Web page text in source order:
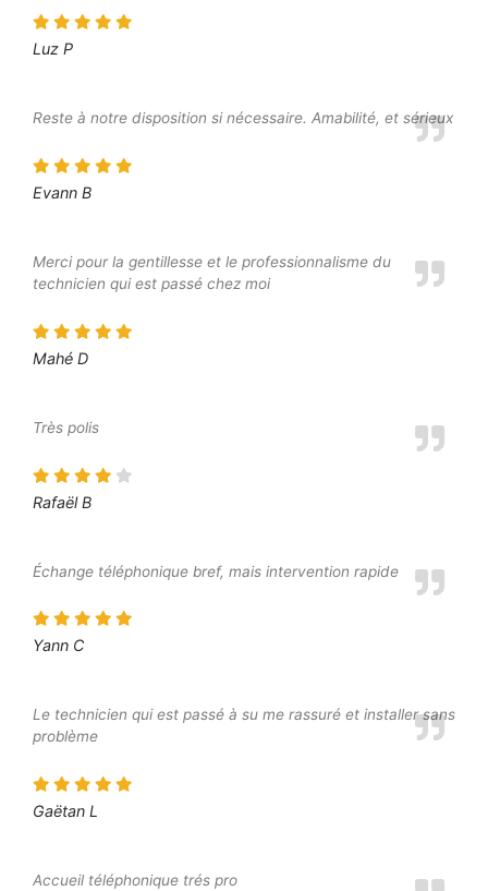
Luz P
Reste à notre disposition si nécessaire. Amabilité, et sérieux
Evann B
Merci pour la gentillesse et le professionnalisme du
technicien qui est passé chez moi
Mahé D
Très polis
Rafaël B
Échange téléphonique bref, mais intervention rapide
Yann C
Le technicien qui est passé à su me rassuré et installer sans
problème
Gaëtan L
Accueil téléphonique trés pro